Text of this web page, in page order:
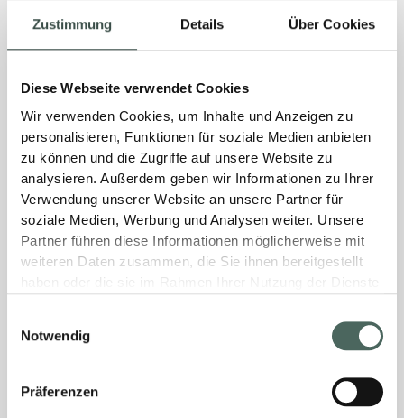
Zustimmung Details Über Cookies
Diese Webseite verwendet Cookies
Wir verwenden Cookies, um Inhalte und Anzeigen zu
personalisieren, Funktionen für soziale Medien anbieten
zu können und die Zugriffe auf unsere Website zu
analysieren. Außerdem geben wir Informationen zu Ihrer
Verwendung unserer Website an unsere Partner für
soziale Medien, Werbung und Analysen weiter. Unsere
Partner führen diese Informationen möglicherweise mit
weiteren Daten zusammen, die Sie ihnen bereitgestellt
Notwendig
Präferenzen